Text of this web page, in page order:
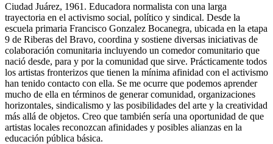
Ciudad Juárez, 1961. Educadora normalista con una larga
trayectoria en el activismo social, político y sindical. Desde la
escuela primaria Francisco Gonzalez Bocanegra, ubicada en la etapa
9 de Riberas del Bravo, coordina y sostiene diversas iniciativas de
colaboración comunitaria incluyendo un comedor comunitario que
nació desde, para y por la comunidad que sirve. Prácticamente todos
los artistas fronterizos que tienen la mínima afinidad con el activismo
han tenido contacto con ella. Se me ocurre que podemos aprender
mucho de ella en términos de generar comunidad, organizaciones
horizontales, sindicalismo y las posibilidades del arte y la creatividad
más allá de objetos. Creo que también sería una oportunidad de que
artistas locales reconozcan afinidades y posibles alianzas en la
educación pública básica.